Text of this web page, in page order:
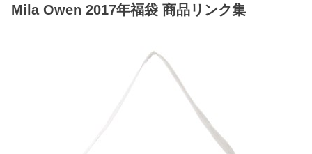
Mila Owen 2017年福袋 商品リンク集